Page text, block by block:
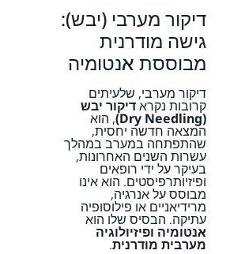
דיקור מערבי (יבש):
גישה מודרנית
מבוססת אנטומיה
דיקור מערבי, שלעיתים
קרובות נקראדיקור יבש
(Dry Needling) , הוא
המצאה חדשה יחסית,
שהתפתחה במערב במהלך
עשרות השנים האחרונות,
בעיקר על ידי רופאים
ופיזיותרפיסטים. הוא אינו
מבוסס על אנרגיה,
מרידיאניים או פילוסופיה
עתיקה. הבסיס שלו הוא
אנטומיה ופיזיולוגיה
מערבית מודרנית.